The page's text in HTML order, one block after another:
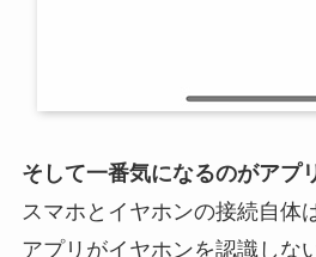
そして一番気になるのがアプ
スマホとイヤホンの接続自体
アプリがイヤホンを認識しな